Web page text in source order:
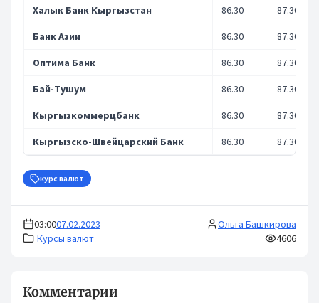
Халык Банк Кыргызстан 86.30 87.30
Банк Азии 86.30 87.30
Оптима Банк 86.30 87.30
Бай-Тушум 86.30 87.30
Кыргызкоммерцбанк 86.30 87.30
Кыргызско-Швейцарский Банк 86.30 87.30
курс валют
03:0007.02.2023
Курсы валют
Ольга Башкирова
4606
Комментарии